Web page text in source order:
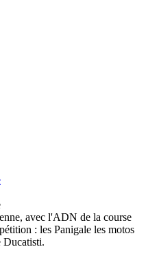
avec l'ADN de la course
: les Panigale les motos
Ducatisti.